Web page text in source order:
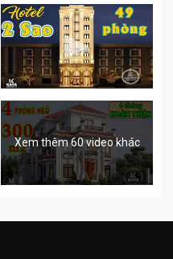
Xem thêm 60 video khác